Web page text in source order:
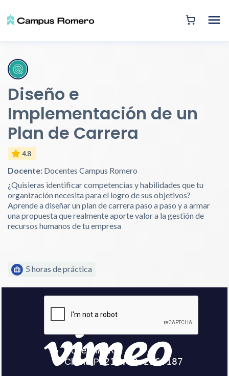
Diseño e
Implementación de un
Plan de Carrera
4.8
Docente: Docentes Campus Romero
¿Quisieras identificar competencias y habilidades que tu
organización necesita para el logro de sus objetivos?
Aprende a diseñar un plan de carrera paso a paso y a armar
una propuesta que realmente aporte valor a la gestión de
recursos humanos de tu empresa
5 horas de práctica